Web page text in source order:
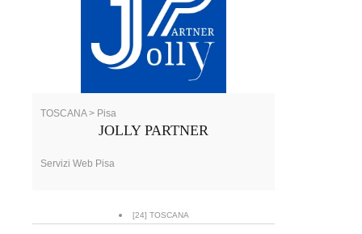
TOSCANA > Pisa
JOLLY PARTNER
Servizi Web Pisa
[24] TOSCANA